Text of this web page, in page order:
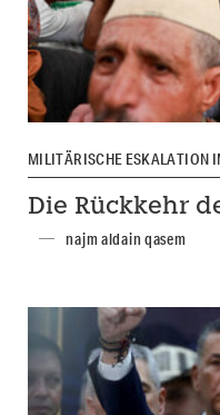
MILITÄRISCHE ESKALATION
Die Rückkehr
najm aldain qasem